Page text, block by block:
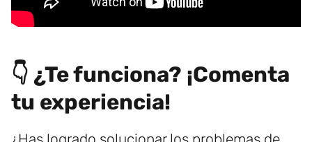
👇 ¿Te funciona? ¡Comenta
tu experiencia!